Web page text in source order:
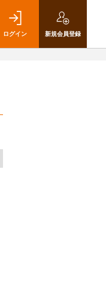
ログイン 新規会員登録